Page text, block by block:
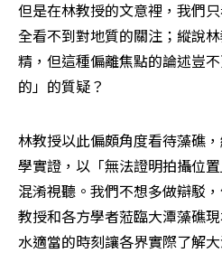
但是在林教授的文意裡，我們
全看不到對地質的關注；縱說
精，但這種偏離焦點的論述豈
的」的質疑？
林教授以此偏頗角度看待藻礁
學實證，以「無法證明拍攝位
混淆視聽。我們不想多做辯駁
教授和各方學者蒞臨大潭藻礁
水適當的時刻讓各界實際了解